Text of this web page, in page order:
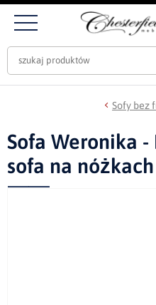
Sofy bez
Sofa Weronika -
sofa na nóżkach